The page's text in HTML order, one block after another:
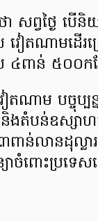
សព្វ​ថ្ងៃ បើ​
វៀតណាម​ដ
៤ពាន់ ៥០០​ក
ាម បច្ចុប្បន្
និង​តំបន់​ឧស្ស
ាន់​លានដុល្លា
ា​ចំពោះ​ប្រទេ